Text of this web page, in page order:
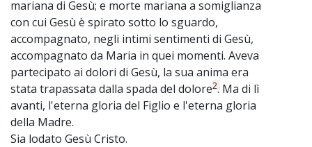
mariana di Gesù; e morte mariana a somiglianza
con cui Gesù è spirato sotto lo sguardo,
accompagnato, negli intimi sentimenti di Gesù,
accompagnato da Maria in quei momenti. Aveva
partecipato ai dolori di Gesù, la sua anima era
stata trapassata dalla spada del dolore2. Ma di lì
avanti, l'eterna gloria del Figlio e l'eterna gloria
della Madre.
Sia lodato Gesù Cristo.